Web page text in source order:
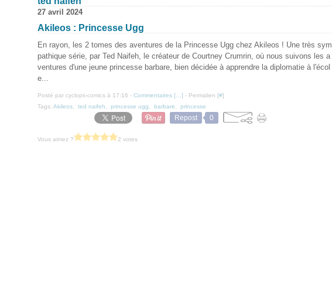
27 avril 2024
Akileos : Princesse Ugg
En rayon, les 2 tomes des aventures de la Princesse Ugg chez Akileos ! Une très sym
pathique série, par Ted Naifeh, le créateur de Courtney Crumrin, où nous suivons les a
ventures d'une jeune princesse barbare, bien décidée à apprendre la diplomatie à l'écol
e...
Posté par cyclops-comics à 17:16 - Commentaires [ ] - Permalien [#]
Tags: Akileos ted naifeh princesse ugg barbare princesse
Repost 0
Vous aimez ? 2 votes